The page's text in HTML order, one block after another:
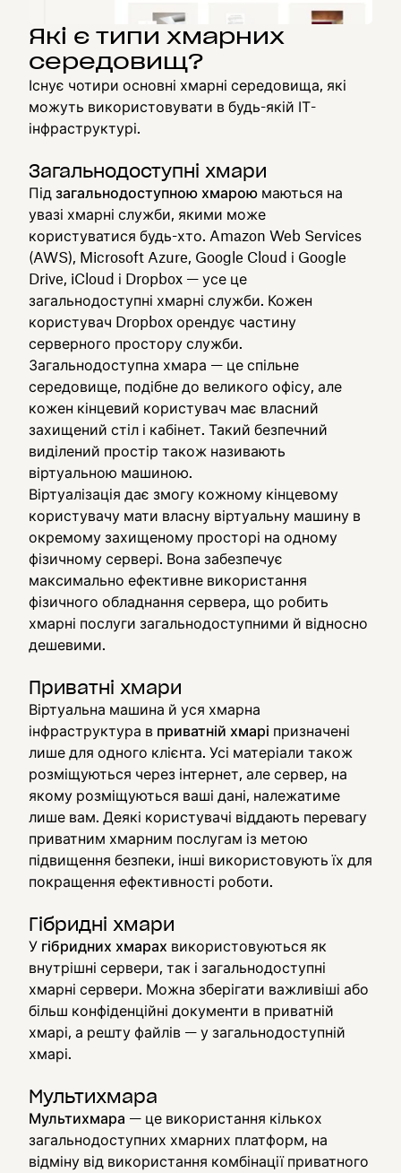
Які є типи хмарних
середовищ?
Існує чотири основні хмарні середовища, які
можуть використовувати в будь-якій ІТ-
інфраструктурі.
Загальнодоступні хмари
Під загальнодоступною хмарою маються на
увазі хмарні служби, якими може
користуватися будь-хто. Amazon Web Services
(AWS), Microsoft Azure, Google Cloud і Google
Drive, iCloud і Dropbox — усе це
загальнодоступні хмарні служби. Кожен
користувач Dropbox орендує частину
серверного простору служби.
Загальнодоступна хмара — це спільне
середовище, подібне до великого офісу, але
кожен кінцевий користувач має власний
захищений стіл і кабінет. Такий безпечний
виділений простір також називають
віртуальною машиною.
Віртуалізація дає змогу кожному кінцевому
користувачу мати власну віртуальну машину в
окремому захищеному просторі на одному
фізичному сервері. Вона забезпечує
максимально ефективне використання
фізичного обладнання сервера, що робить
хмарні послуги загальнодоступними й відносно
дешевими.
Приватні хмари
Віртуальна машина й уся хмарна
інфраструктура в приватній хмарі призначені
лише для одного клієнта. Усі матеріали також
розміщуються через інтернет, але сервер, на
якому розміщуються ваші дані, належатиме
лише вам. Деякі користувачі віддають перевагу
приватним хмарним послугам із метою
підвищення безпеки, інші використовують їх для
покращення ефективності роботи.
Гібридні хмари
У гібридних хмарах використовуються як
внутрішні сервери, так і загальнодоступні
хмарні сервери. Можна зберігати важливіші або
більш конфіденційні документи в приватній
хмарі, а решту файлів — у загальнодоступній
хмарі.
Мультихмара
Мультихмара — це використання кількох
загальнодоступних хмарних платформ, на
відміну від використання комбінації приватного